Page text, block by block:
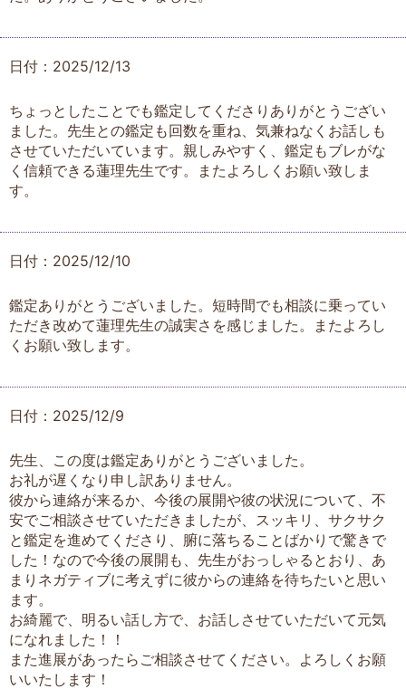
日付：2025/12/13
ちょっとしたことでも鑑定してくださりありがとうござい
ました。先生との鑑定も回数を重ね、気兼ねなくお話しも
させていただいています。親しみやすく、鑑定もブレがな
く信頼できる蓮理先生です。またよろしくお願い致しま
す。
日付：2025/12/10
鑑定ありがとうございました。短時間でも相談に乗ってい
ただき改めて蓮理先生の誠実さを感じました。またよろし
くお願い致します。
日付：2025/12/9
先生、この度は鑑定ありがとうございました。
お礼が遅くなり申し訳ありません。
彼から連絡が来るか、今後の展開や彼の状況について、不
安でご相談させていただきましたが、スッキリ、サクサク
と鑑定を進めてくださり、腑に落ちることばかりで驚きで
した！なので今後の展開も、先生がおっしゃるとおり、あ
まりネガティブに考えずに彼からの連絡を待ちたいと思い
ます。
お綺麗で、明るい話し方で、お話しさせていただいて元気
になれました！！
また進展があったらご相談させてください。よろしくお願
いいたします！